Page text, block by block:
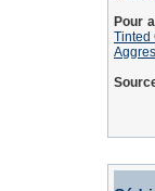
Pour
Tinted